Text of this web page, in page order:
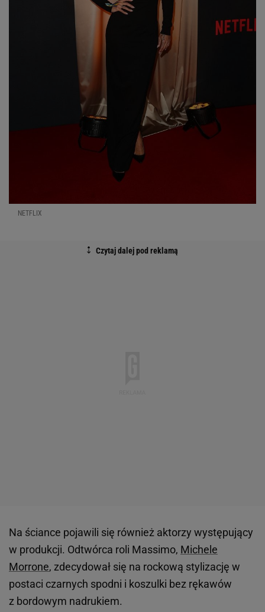
NETFLIX
Na ściance pojawili się również aktorzy występujący
w produkcji. Odtwórca roli Massimo, Michele
Morrone, zdecydował się na rockową stylizację w
postaci czarnych spodni i koszulki bez rękawów
z bordowym nadrukiem.